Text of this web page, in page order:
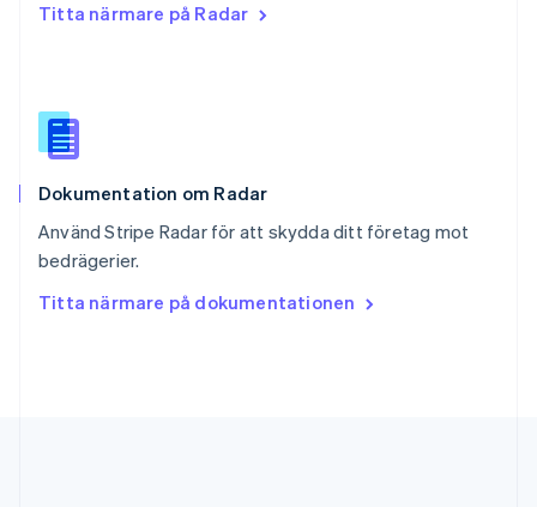
Titta närmare på Radar
Dokumentation om Radar
Använd Stripe Radar för att skydda ditt företag mot
bedrägerier.
Titta närmare på dokumentationen
English
Español
Storbritannien
Sverige
Thailand
ไทยEnglish
English